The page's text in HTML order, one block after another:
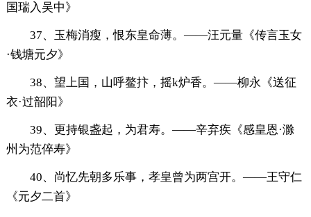
国瑞入吴中》
37、玉梅消瘦，恨东皇命薄。——汪元量《传言玉女
·钱塘元夕》
38、望上国，山呼鳌抃，摇k炉香。——柳永《送征
衣·过韶阳》
39、更持银盏起，为君寿。——辛弃疾《感皇恩·滁
州为范倅寿》
40、尚忆先朝多乐事，孝皇曾为两宫开。——王守仁
《元夕二首》